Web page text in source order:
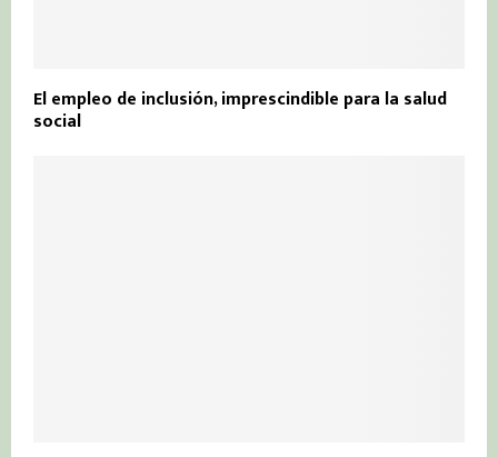
El empleo de inclusión, imprescindible para la salud
social